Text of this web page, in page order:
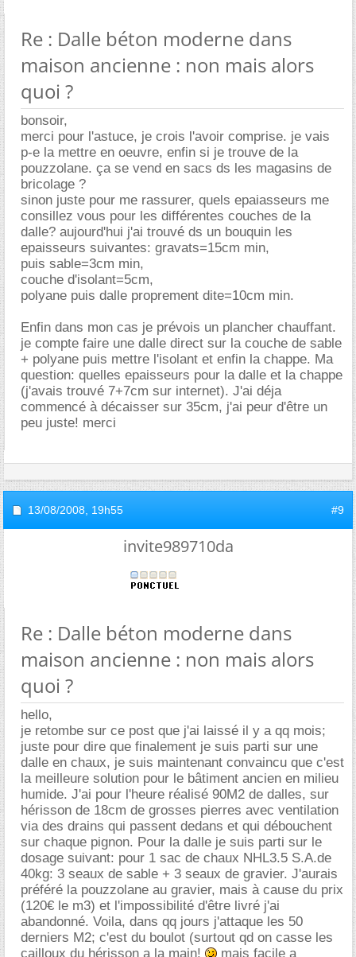
Re : Dalle béton moderne dans
maison ancienne : non mais alors
quoi ?
bonsoir,
merci pour l'astuce, je crois l'avoir comprise. je vais
p-e la mettre en oeuvre, enfin si je trouve de la
pouzzolane. ça se vend en sacs ds les magasins de
bricolage ?
sinon juste pour me rassurer, quels epaiasseurs me
consillez vous pour les différentes couches de la
dalle? aujourd'hui j'ai trouvé ds un bouquin les
epaisseurs suivantes: gravats=15cm min,
puis sable=3cm min,
couche d'isolant=5cm,
polyane puis dalle proprement dite=10cm min.
Enfin dans mon cas je prévois un plancher chauffant.
je compte faire une dalle direct sur la couche de sable
+ polyane puis mettre l'isolant et enfin la chappe. Ma
question: quelles epaisseurs pour la dalle et la chappe
(j'avais trouvé 7+7cm sur internet). J'ai déja
commencé à décaisser sur 35cm, j'ai peur d'être un
peu juste! merci
13/08/2008, 19h55 #9
invite989710da
Re : Dalle béton moderne dans
maison ancienne : non mais alors
quoi ?
hello,
je retombe sur ce post que j'ai laissé il y a qq mois;
juste pour dire que finalement je suis parti sur une
dalle en chaux, je suis maintenant convaincu que c'est
la meilleure solution pour le bâtiment ancien en milieu
humide. J'ai pour l'heure réalisé 90M2 de dalles, sur
hérisson de 18cm de grosses pierres avec ventilation
via des drains qui passent dedans et qui débouchent
sur chaque pignon. Pour la dalle je suis parti sur le
dosage suivant: pour 1 sac de chaux NHL3.5 S.A.de
40kg: 3 seaux de sable + 3 seaux de gravier. J'aurais
préféré la pouzzolane au gravier, mais à cause du prix
(120€ le m3) et l'impossibilité d'être livré j'ai
abandonné. Voila, dans qq jours j'attaque les 50
derniers M2; c'est du boulot (surtout qd on casse les
cailloux du hérisson a la main!
mais facile a